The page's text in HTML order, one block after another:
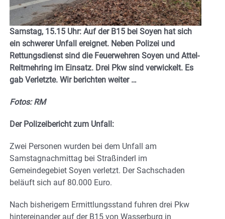
Samstag, 15.15 Uhr: Auf der B15 bei Soyen hat sich
ein schwerer Unfall ereignet. Neben Polizei und
Rettungsdienst sind die Feuerwehren Soyen und Attel-
Reitmehring im Einsatz. Drei Pkw sind verwickelt. Es
gab Verletzte. Wir berichten weiter …
Fotos: RM
Der Polizeibericht zum Unfall:
Zwei Personen wurden bei dem Unfall am
Samstagnachmittag bei Straßinderl im
Gemeindegebiet Soyen verletzt. Der Sachschaden
beläuft sich auf 80.000 Euro.
Nach bisherigem Ermittlungsstand fuhren drei Pkw
hintereinander auf der B15 von Wasserburg in